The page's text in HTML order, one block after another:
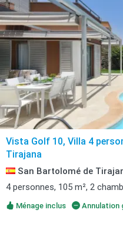
Vista Golf 10, Villa 4
Tirajana
San Bartolomé de
4 personnes, 105 m², 2
Ménage inclus Annulation